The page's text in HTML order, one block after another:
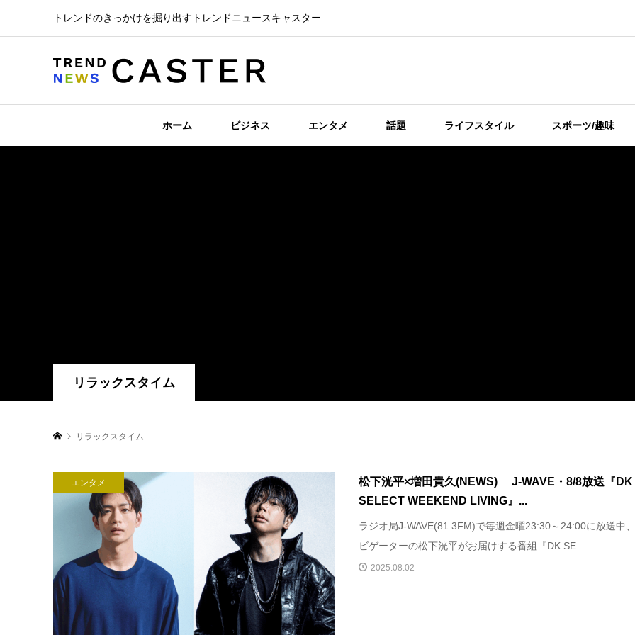
トレンドのきっかけを掘り出すトレンドニュースキャスター
ホーム ビジネス エンタメ 話題 ライフスタイル スポーツ/趣味
リラックスタイム
リラックスタイム
エンタメ
松下洸平×増田貴久(NEWS) J-WAVE・8/8放送『DK
SELECT WEEKEND LIVING』...
ラジオ局J-WAVE(81.3FM)で毎週金曜23:30～24:00に放送中
ビゲーターの松下洸平がお届けする番組『DK SE...
2025.08.02